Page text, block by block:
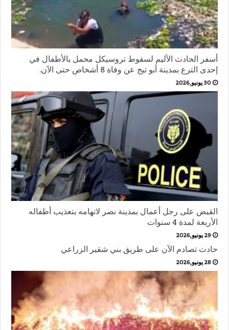
أسفر الحادث الأليم لسقوط تروسيكل محمل بالأطفال في
إحدى الترع بمدينة أبو تيج عن وفاة 8 أشخاص حتى الآن.
30 يونيو,2026
القبض على رجل أعمال بمدينة نصر لاتهامه بتعذيب أطفاله
الأربعة لمدة 4 سنوات
29 يونيو,2026
حادث تصادم الآن على طريق بني شقير الزراعي
28 يونيو,2026